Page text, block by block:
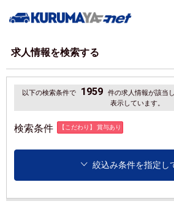
求人情報を検索する
以下の検索条件で 1959 件の求人情報が該当
表示しています。
検索条件 【こだわり】 賞与あり
絞込み条件を指定し